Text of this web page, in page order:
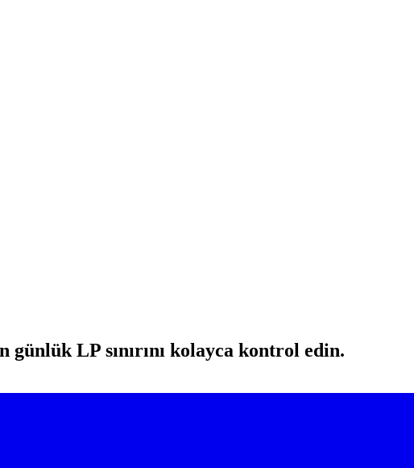
LP sınırını kolayca kontrol edin.